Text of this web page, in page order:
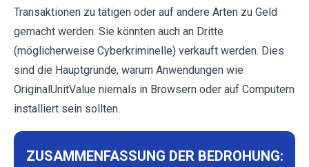
Transaktionen zu tätigen oder auf andere Arten zu Geld
gemacht werden. Sie könnten auch an Dritte
(möglicherweise Cyberkriminelle) verkauft werden. Dies
sind die Hauptgründe, warum Anwendungen wie
OriginalUnitValue niemals in Browsern oder auf Computern
installiert sein sollten.
ZUSAMMENFASSUNG DER BEDROHUNG: